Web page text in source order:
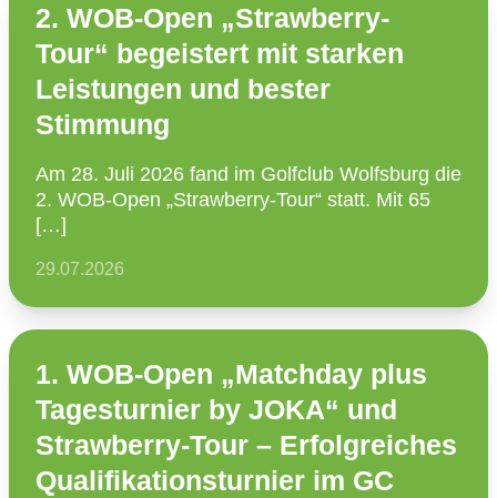
2. WOB-Open „Strawberry-
Tour“ begeistert mit starken
Leistungen und bester
Stimmung
Am 28. Juli 2026 fand im Golfclub Wolfsburg die
2. WOB-Open „Straw­­berry-Tour“ statt. Mit 65
[…]
29.07.2026
1. WOB-Open „Matchday plus
Tagesturnier by JOKA“ und
Strawberry-Tour – Erfolgreiches
Qualifikationsturnier im GC